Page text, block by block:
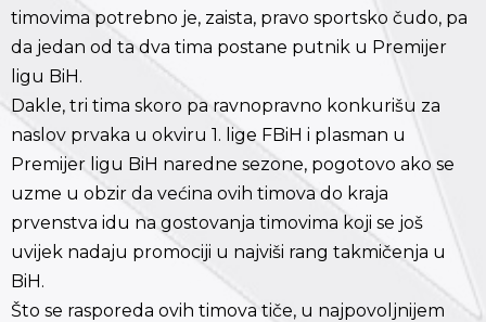
timovima potrebno je, zaista, pravo sportsko čudo, pa
da jedan od ta dva tima postane putnik u Premijer
ligu BiH.
Dakle, tri tima skoro pa ravnopravno konkurišu za
naslov prvaka u okviru 1. lige FBiH i plasman u
Premijer ligu BiH naredne sezone, pogotovo ako se
uzme u obzir da većina ovih timova do kraja
prvenstva idu na gostovanja timovima koji se još
uvijek nadaju promociji u najviši rang takmičenja u
BiH.
Što se rasporeda ovih timova tiče, u najpovoljnijem